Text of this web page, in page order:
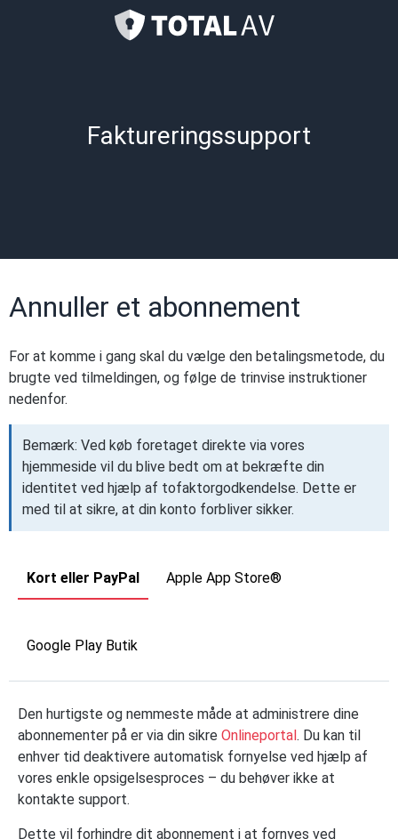
Faktureringssupport
Annuller et abonnement
For at komme i gang skal du vælge den betalingsmetode, du
brugte ved tilmeldingen, og følge de trinvise instruktioner
nedenfor.
Bemærk: Ved køb foretaget direkte via vores
hjemmeside vil du blive bedt om at bekræfte din
identitet ved hjælp af tofaktorgodkendelse. Dette er
med til at sikre, at din konto forbliver sikker.
Kort eller PayPal Apple App Store®
Google Play Butik
Den hurtigste og nemmeste måde at administrere dine
abonnementer på er via din sikre Onlineportal. Du kan til
enhver tid deaktivere automatisk fornyelse ved hjælp af
vores enkle opsigelsesproces – du behøver ikke at
kontakte support.
Dette vil forhindre dit abonnement i at fornyes ved